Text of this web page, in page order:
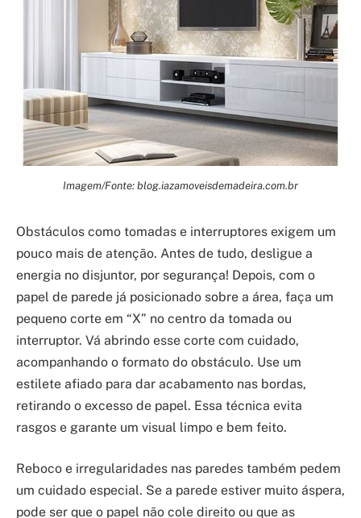
Imagem/Fonte: blog.iazamoveisdemadeira.com.br
Obstáculos como tomadas e interruptores exigem um
pouco mais de atenção. Antes de tudo, desligue a
energia no disjuntor, por segurança! Depois, com o
papel de parede já posicionado sobre a área, faça um
pequeno corte em “X” no centro da tomada ou
interruptor. Vá abrindo esse corte com cuidado,
acompanhando o formato do obstáculo. Use um
estilete afiado para dar acabamento nas bordas,
retirando o excesso de papel. Essa técnica evita
rasgos e garante um visual limpo e bem feito.
Reboco e irregularidades nas paredes também pedem
um cuidado especial. Se a parede estiver muito áspera,
pode ser que o papel não cole direito ou que as